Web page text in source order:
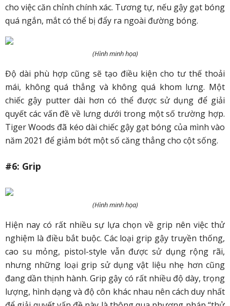
cho việc căn chỉnh chính xác. Tương tự, nếu gậy gạt bóng
quá ngắn, mắt có thể bị đẩy ra ngoài đường bóng.
(Hình minh họa)
Độ dài phù hợp cũng sẽ tạo điều kiện cho tư thế thoải
mái, không quá thẳng và không quá khom lưng. Một
chiếc gậy putter dài hơn có thể được sử dụng để giải
quyết các vấn đề về lưng dưới trong một số trường hợp.
Tiger Woods đã kéo dài chiếc gậy gạt bóng của mình vào
năm 2021 để giảm bớt một số căng thẳng cho cột sống.
#6: Grip
(Hình minh họa)
Hiện nay có rất nhiều sự lựa chọn về grip nên việc thử
nghiệm là điều bắt buộc. Các loại grip gậy truyền thống,
cao su mỏng, pistol-style vẫn được sử dụng rộng rãi,
nhưng những loại grip sử dụng vật liệu nhẹ hơn cũng
đang dần thịnh hành. Grip gậy có rất nhiều độ dày, trọng
lượng, hình dạng và độ côn khác nhau nên cách duy nhất